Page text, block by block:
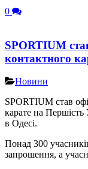
0
SPORTIUM
контактного
Новини
SPORTIUM став
карате на
в Одесі.
Понад 300
запрошення, а